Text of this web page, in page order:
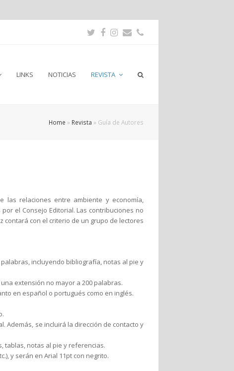
Twitter
Facebook
Instagram
Email
LINKS NOTICIAS REVISTA
Home » Revista » Guía de Autores
las relaciones entre ambiente y economía,
el Consejo Editorial. Las contribuciones no
contará con el criterio de un grupo de lectores
incluyendo bibliografía, notas al pie y
extensión no mayor a 200 palabras.
en español o portugués como en inglés.
Además, se incluirá la dirección de contacto y
tablas, notas al pie y referencias.
y serán en Arial 11pt con negrito.